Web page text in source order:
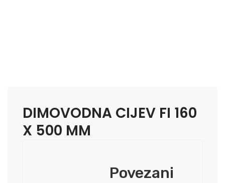
DIMOVODNA CIJEV FI 160
X 500 MM
Povezani